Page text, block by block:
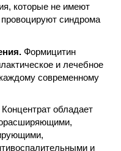
которые не имеют
синдрома
Формицитин
и лечебное
современному
Концентрат обладает
и